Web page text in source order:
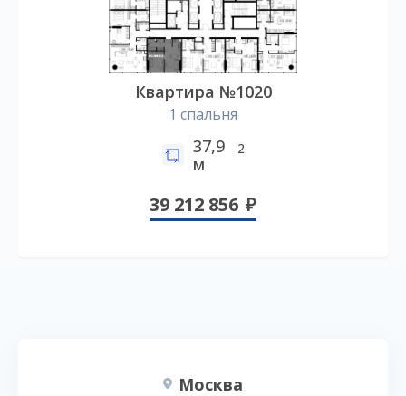
Квартира №1020
1 спальня
37,9
м
2
39 212 856
Москва